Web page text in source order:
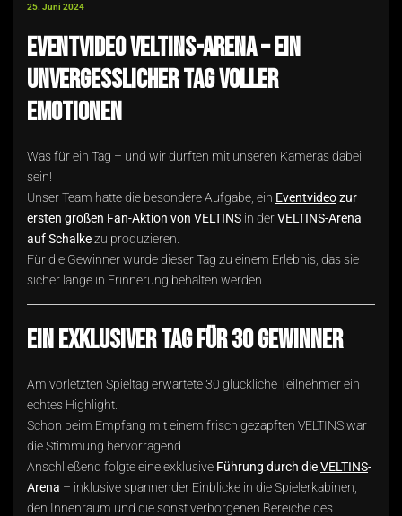
25. Juni 2024
Eventvideo VELTINS-Arena – Ein
unvergesslicher Tag voller
Emotionen
Was für ein Tag – und wir durften mit unseren Kameras dabei
sein!
Unser Team hatte die besondere Aufgabe, ein Eventvideozur
ersten großen Fan-Aktion von VELTINS in derVELTINS-Arena
auf Schalkezu produzieren.
Für die Gewinner wurde dieser Tag zu einem Erlebnis, das sie
sicher lange in Erinnerung behalten werden.
Ein exklusiver Tag für 30 Gewinner
Am vorletzten Spieltag erwartete 30 glückliche Teilnehmer ein
echtes Highlight.
Schon beim Empfang mit einem frisch gezapften VELTINS war
die Stimmung hervorragend.
Anschließend folgte eine exklusive Führung durch dieVELTINS-
Arena – inklusive spannender Einblicke in die Spielerkabinen,
den Innenraum und die sonst verborgenen Bereiche des